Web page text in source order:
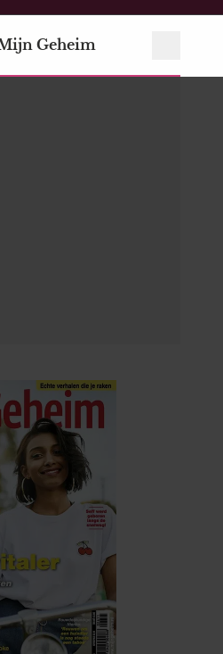
Geheim